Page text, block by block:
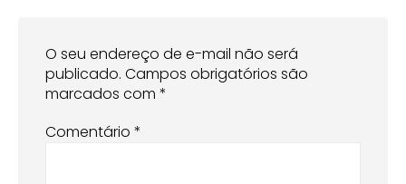
O seu endereço de e-mail não será
publicado. Campos obrigatórios são
marcados com *
Comentário *